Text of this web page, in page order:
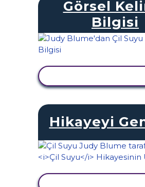
Görsel
Bilgisi
Hikayeyi